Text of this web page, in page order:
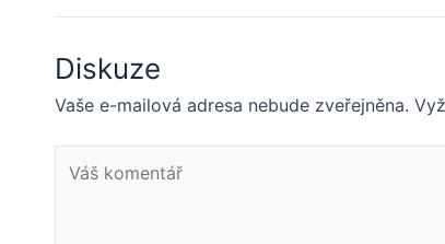
Diskuze
Vaše e-mailová adresa nebude zveřejněna.
komentář